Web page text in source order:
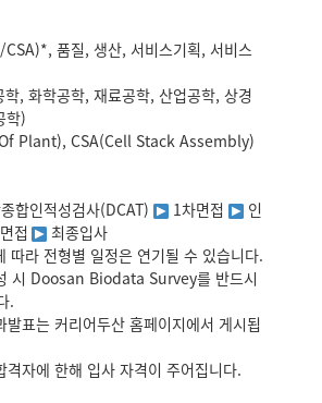
품질, 생산, 서비스기획, 서비스
, 화학공학, 재료공학, 산업공학, 상경
학)
Plant), CSA(Cell Stack Assembly)
합인적성검사(DCAT) 1차면접
인
접
최종입사
따라 전형별 일정은 연기될 수 있습니다.
시 Doosan Biodata Survey를 반드시
.
표는 커리어두산 홈페이지에서 게시됩
격자에 한해 입사 자격이 주어집니다.